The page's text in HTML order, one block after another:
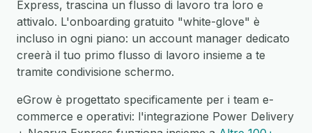
Express, trascina un flusso di lavoro tra loro e
attivalo. L'onboarding gratuito "white-glove" è
incluso in ogni piano: un account manager dedicato
creerà il tuo primo flusso di lavoro insieme a te
tramite condivisione schermo.
eGrow è progettato specificamente per i team e-
commerce e operativi: l'integrazione Power Delivery